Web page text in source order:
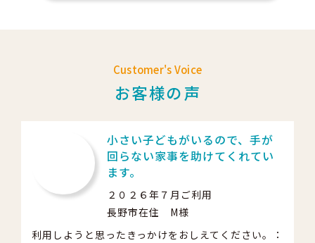
Customer's Voice
お客様の声
小さい子どもがいるので、手が
回らない家事を助けてくれてい
ます。
２０２６年７月ご利用
長野市在住 M様
利用しようと思ったきっかけをおしえてください。：